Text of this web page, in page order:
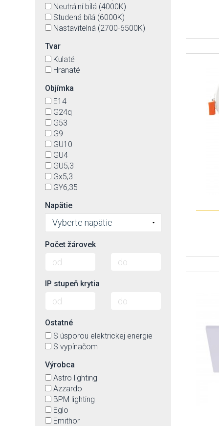
Neutrální bílá (4000K)
Studená bílá (6000K)
Nastavitelná (2700-6500K)
Tvar
Kulaté
Hranaté
Objímka
E14
G24q
G53
G9
GU10
GU4
GU5,3
Gx5,3
GY6,35
Napätie
Vyberte napätie
Počet žárovek
IP stupeň krytia
Ostatné
S úsporou elektrickej energie
S vypínačom
Výrobca
Astro lighting
Azzardo
BPM lighting
Eglo
Emithor